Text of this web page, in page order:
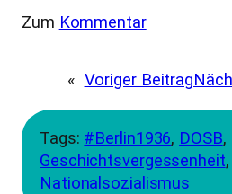
Zum Kommentar
« Voriger Beitrag
Tags: #Berlin1936, DOSB
Geschichtsvergessenheit,
Nationalsozialismus